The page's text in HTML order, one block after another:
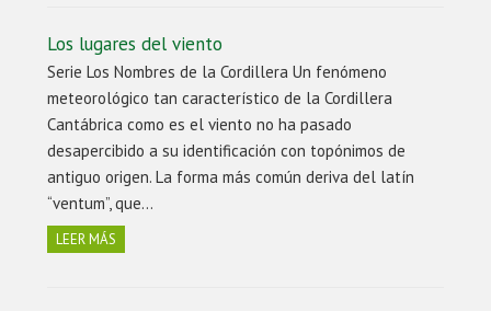
Los lugares del viento
Serie Los Nombres de la Cordillera Un fenómeno
meteorológico tan característico de la Cordillera
Cantábrica como es el viento no ha pasado
desapercibido a su identificación con topónimos de
antiguo origen. La forma más común deriva del latín
“ventum”, que…
LEER MÁS